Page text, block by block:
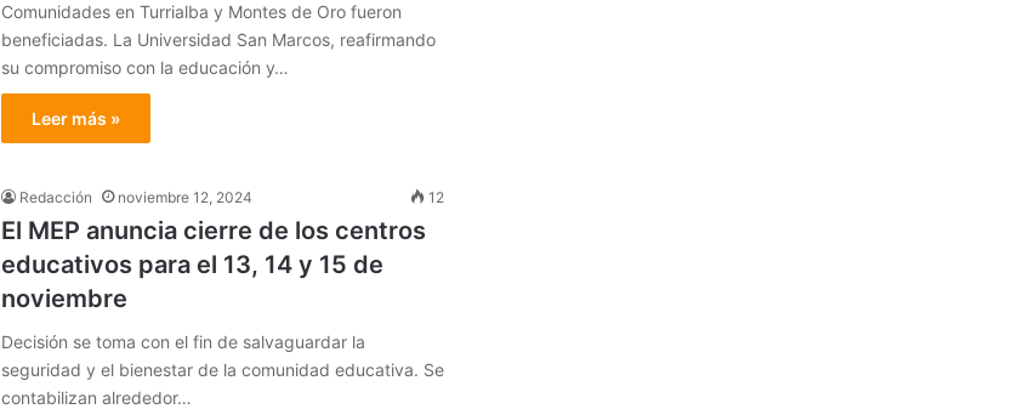
Comunidades en Turrialba y Montes de Oro fueron
beneficiadas. La Universidad San Marcos, reafirmando
su compromiso con la educación y…
Leer más »
Redacción noviembre 12, 2024 12
El MEP anuncia cierre de los centros
educativos para el 13, 14 y 15 de
noviembre
Decisión se toma con el fin de salvaguardar la
seguridad y el bienestar de la comunidad educativa. Se
contabilizan alrededor…